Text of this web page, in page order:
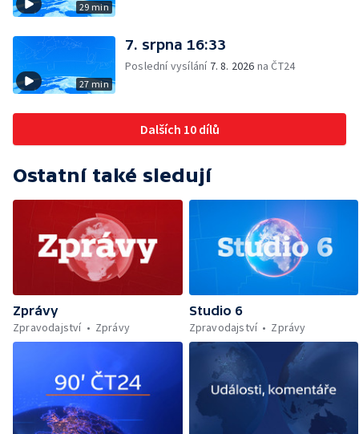
29 min
27 min
7. srpna 16:33
Poslední vysílání 7. 8. 2026 na ČT24
Dalších 10 dílů
Ostatní také sledují
Zprávy
Zpravodajství
Zprávy
Studio 6
Zpravodajství
Zprávy